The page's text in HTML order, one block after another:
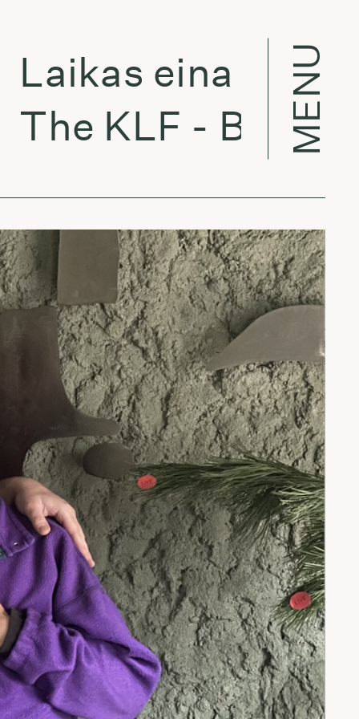
eina per
KLF -
MENU